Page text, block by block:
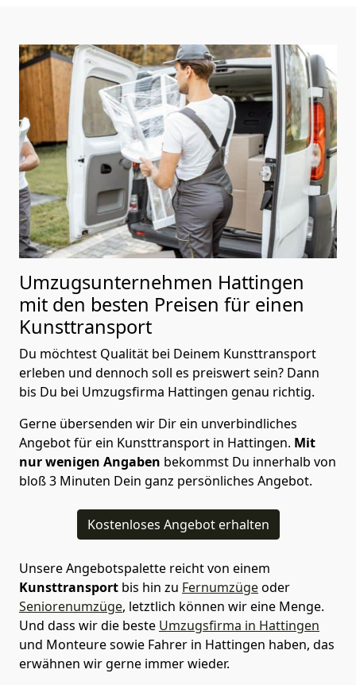
Umzugsunternehmen Hattingen
mit den besten Preisen für einen
Kunsttransport
Du möchtest Qualität bei Deinem Kunsttransport
erleben und dennoch soll es preiswert sein? Dann
bis Du bei Umzugsfirma Hattingen genau richtig.
Gerne übersenden wir Dir ein unverbindliches
Angebot für ein Kunsttransport in Hattingen. Mit
nur wenigen Angaben bekommst Du innerhalb von
bloß 3 Minuten Dein ganz persönliches Angebot.
Kostenloses Angebot erhalten
Unsere Angebotspalette reicht von einem
Kunsttransport bis hin zu Fernumzügeoder
Seniorenumzüge, letztlich können wir eine Menge.
Und dass wir die beste Umzugsfirma in Hattingen
und Monteure sowie Fahrer in Hattingen haben, das
erwähnen wir gerne immer wieder.